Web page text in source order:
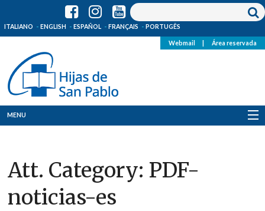
ITALIANO ENGLISH ESPAÑOL FRANÇAIS PORTUGÊS
Webmail Área reservada
MENU
Dónde estamos
Noticias
Att. Category: PDF-
noticias-es